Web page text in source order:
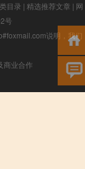
目录 | 精选推荐文章 | 网
号
说明，我们
商业合作